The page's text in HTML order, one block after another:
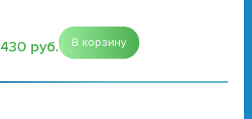
430 руб. В корзину